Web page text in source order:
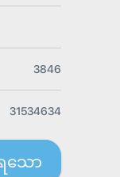
3846
31534634
သော